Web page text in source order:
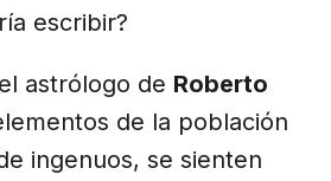
escribir?
astrólogo de Roberto
de la población
ingenuos, se sienten